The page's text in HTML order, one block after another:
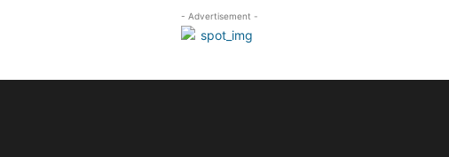
- Advertisement -